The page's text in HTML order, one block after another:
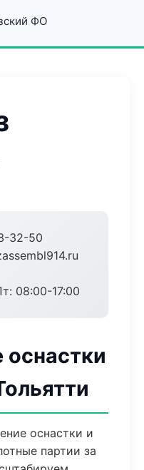
ФО
32-50
08:00-17:00
оснастки
оснастки и
партии за